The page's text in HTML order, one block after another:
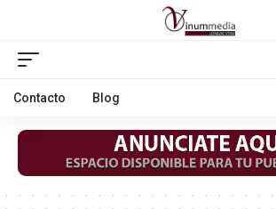
Contacto Blog